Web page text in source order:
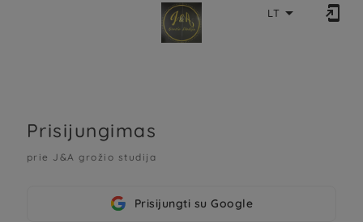
LT  
Prisijungimas
prie J&A grožio studija
Prisijungti su Google